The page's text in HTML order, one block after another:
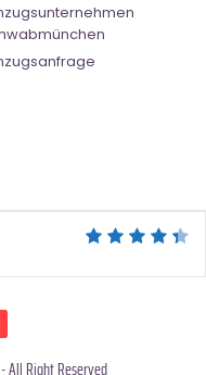
- All Right Reserved